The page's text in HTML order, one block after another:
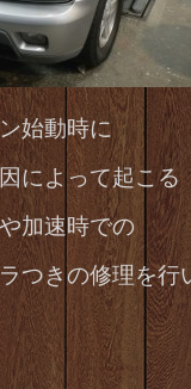
始動時に
によって起こる
加速時での
つきの修理を行